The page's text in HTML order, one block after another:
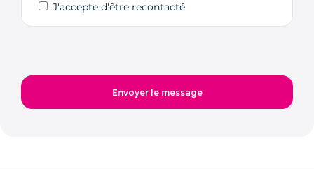
J'accepte d'être recontacté